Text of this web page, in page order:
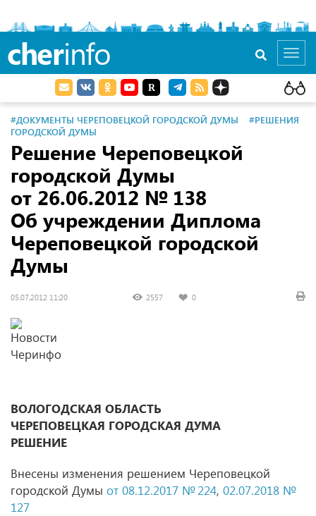
cherinfo
#ДОКУМЕНТЫ ЧЕРЕПОВЕЦКОЙ ГОРОДСКОЙ ДУМЫ
#РЕШЕНИЯ
ГОРОДСКОЙ ДУМЫ
Решение Череповецкой
городской Думы
от 26.06.2012 № 138
Об учреждении Диплома
Череповецкой городской
Думы
05.07.2012 11:20 2557 0
ВОЛОГОДСКАЯ ОБЛАСТЬ
ЧЕРЕПОВЕЦКАЯ ГОРОДСКАЯ ДУМА
РЕШЕНИЕ
Внесены изменения решением Череповецкой
городской Думы от 08.12.2017 № 224, 02.07.2018 №
127